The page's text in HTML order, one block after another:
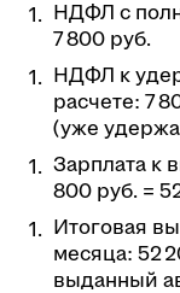
НДФЛ с
7 800 руб.
НДФЛ к
расчете: 7
(уже
Зарплата к
800 руб. =
Итоговая
месяца: 52
выданный